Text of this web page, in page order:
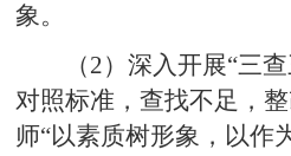
象。
（2）深入开展“三
对照标准，查找不足，
师“以素质树形象，以作